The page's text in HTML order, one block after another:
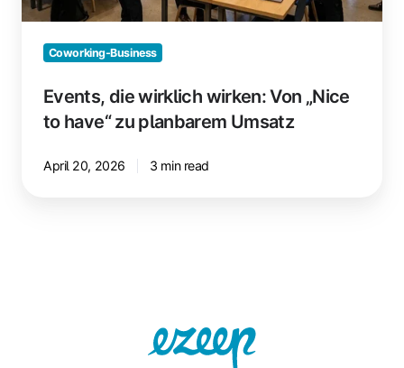
zu
planbarem
Umsatz
Coworking-Business
Events, die wirklich wirken: Von „Nice
to have“ zu planbarem Umsatz
April 20, 2026 3 min read